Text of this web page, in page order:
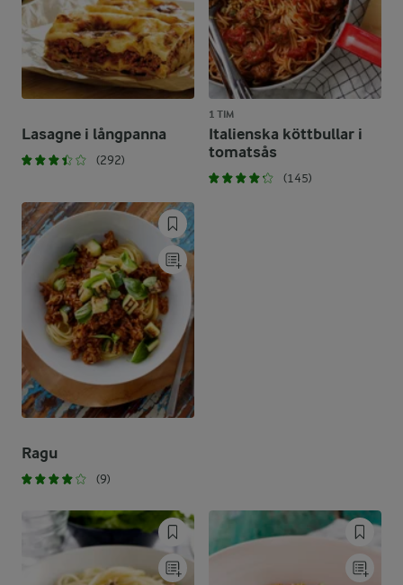
Lasagne i långpanna
(292)
1 TIM
Italienska köttbullar i
tomatsås
(145)
Ragu
(9)